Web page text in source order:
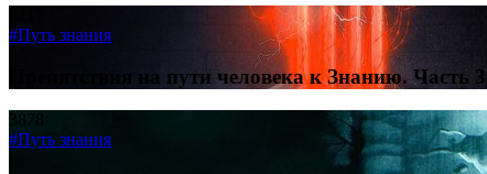
#Путь знания
Препятствия на пути человека к Знанию. Часть 3
3878
#Путь знания